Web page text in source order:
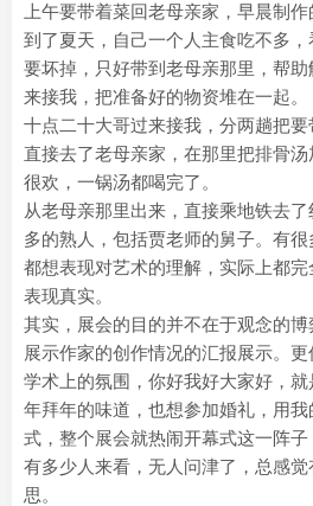
上午要带着菜回老母亲家，早晨制作
到了夏天，自己一个人主食吃不多
要坏掉，只好带到老母亲那里，帮
来接我，把准备好的物资堆在一起。
十点二十大哥过来接我，分两趟把
直接去了老母亲家，在那里把排骨
很欢，一锅汤都喝完了。
从老母亲那里出来，直接乘地铁去
多的熟人，包括贾老师的舅子。有很
都想表现对艺术的理解，实际上都
表现真实。
其实，展会的目的并不在于观念的
展示作家的创作情况的汇报展示。
学术上的氛围，你好我好大家好，
年拜年的味道，也想参加婚礼，用
式，整个展会就热闹开幕式这一阵子
有多少人来看，无人问津了，总感
思。